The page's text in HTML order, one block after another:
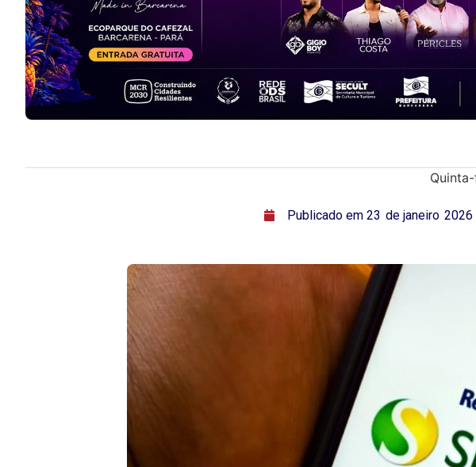
ﾠPublicado em 23 de janeiro 2026